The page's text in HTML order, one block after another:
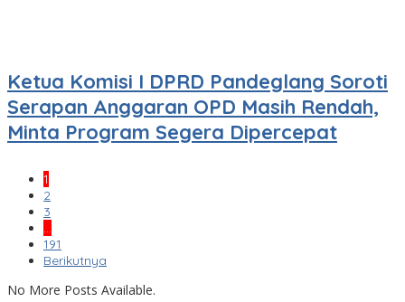
Ketua Komisi I DPRD Pandeglang Soroti
Serapan Anggaran OPD Masih Rendah,
Minta Program Segera Dipercepat
1
2
3
…
191
Berikutnya
No More Posts Available.